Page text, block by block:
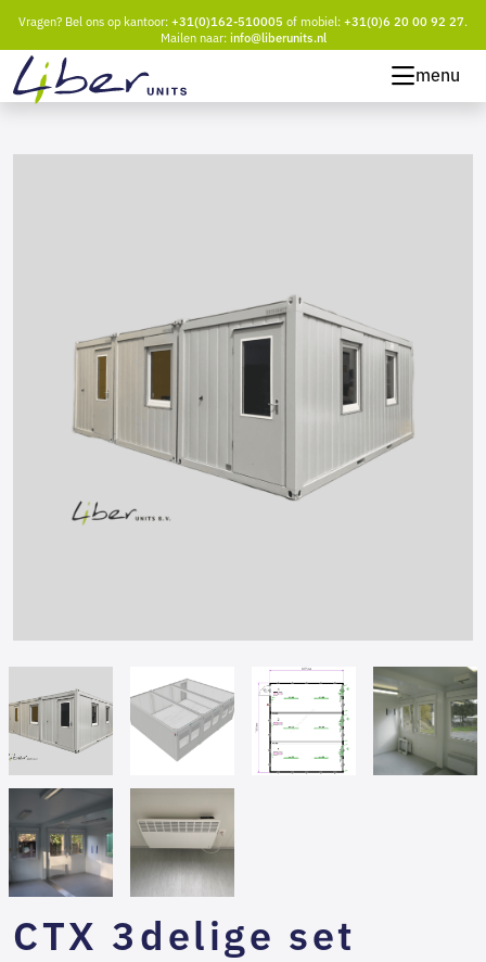
Vragen? Bel ons op kantoor:+31(0)162-510005 of mobiel:+31(0)6 20 00 92 27.
Mailen naar:info@liberunits.nl
menu
CTX 3delige set